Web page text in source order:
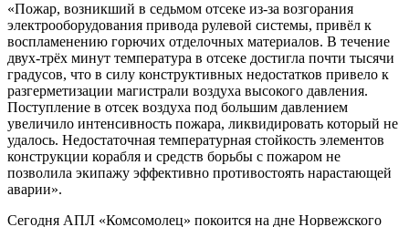
«Пожар, возникший в седьмом отсеке из-за возгорания
электрооборудования привода рулевой системы, привёл к
воспламенению горючих отделочных материалов. В течение
двух-трёх минут температура в отсеке достигла почти тысячи
градусов, что в силу конструктивных недостатков привело к
разгерметизации магистрали воздуха высокого давления.
Поступление в отсек воздуха под большим давлением
увеличило интенсивность пожара, ликвидировать который не
удалось. Недостаточная температурная стойкость элементов
конструкции корабля и средств борьбы с пожаром не
позволила экипажу эффективно противостоять нарастающей
аварии».
Сегодня АПЛ «Комсомолец» покоится на дне Норвежского